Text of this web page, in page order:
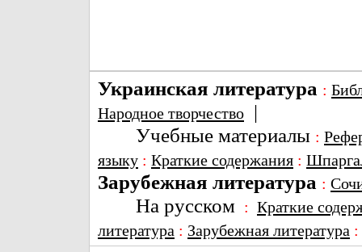
Украинская литература :
Народное творчество |
Учебные материалы :
языку : Краткие содержания :
Зарубежная литература :
На русском : Краткие
литература : Зарубежная литература